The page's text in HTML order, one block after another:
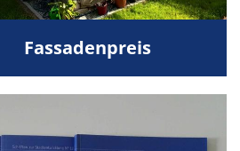
Fassadenpreis